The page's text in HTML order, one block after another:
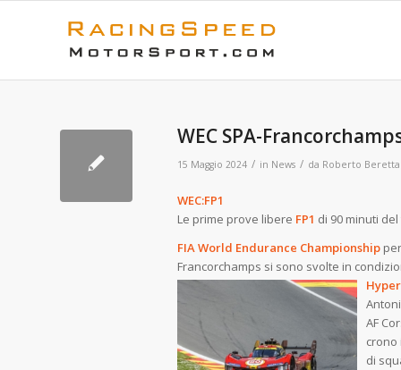
WEC SPA-
15 Maggio 2024 / in News / da Roberto Beretta
WEC:FP1
Le prime prove libere FP1 di 90 minuti
FIA World Endurance Championship
Francorchamps si sono svolte in
AF
crono
di